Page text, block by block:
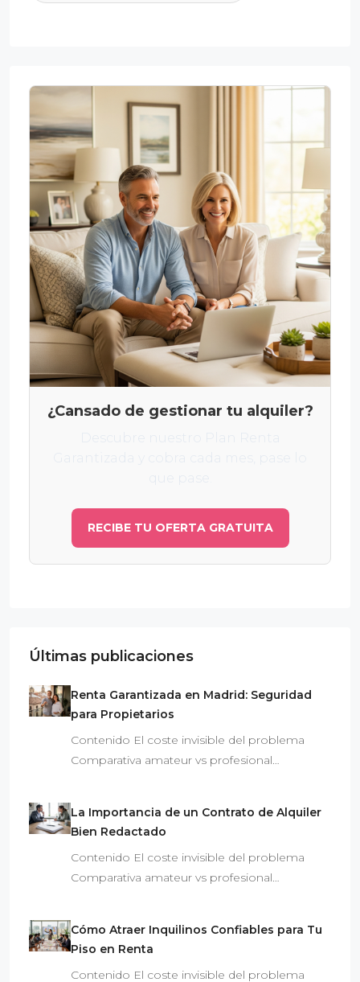
¿Cansado de gestionar tu alquiler?
RECIBE TU OFERTA GRATUITA
Últimas publicaciones
Renta Garantizada en Madrid: Seguridad
para Propietarios
Contenido El coste invisible del problema
Comparativa amateur vs profesional…
La Importancia de un Contrato de Alquiler
Bien Redactado
Contenido El coste invisible del problema
Comparativa amateur vs profesional…
Cómo Atraer Inquilinos Confiables para Tu
Piso en Renta
Contenido El coste invisible del problema